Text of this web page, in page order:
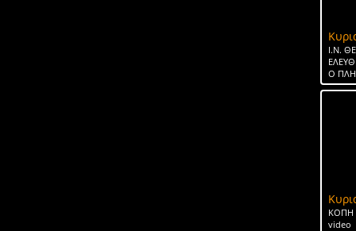
Ι.Ν.
Ο
ΚΟΠΗ
video